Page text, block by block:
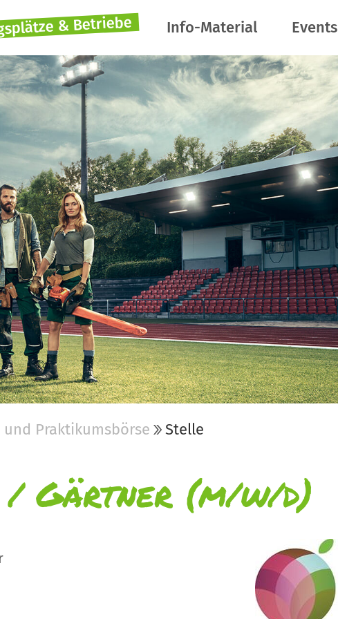
& Betriebe Info-Material Events
Praktikumsbörse Stelle
Gärtner (m/w/d)